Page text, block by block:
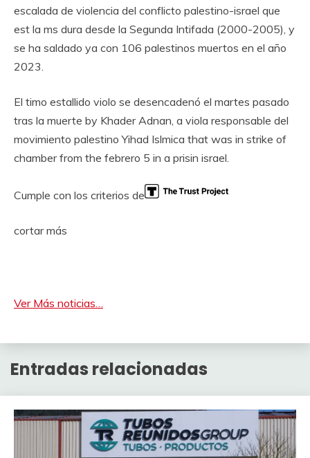
escalada de violencia del conflicto palestino-israel que
est la ms dura desde la Segunda Intifada (2000-2005), y
se ha saldado ya con 106 palestinos muertos en el año
2023.
El timo estallido violo se desencadenó el martes pasado
tras la muerte by Khader Adnan, a viola responsable del
movimiento palestino Yihad Islmica that was in strike of
chamber from the febrero 5 in a prisin israel.
Cumple con los criterios de
cortar más
Ver Más noticias…
Entradas relacionadas